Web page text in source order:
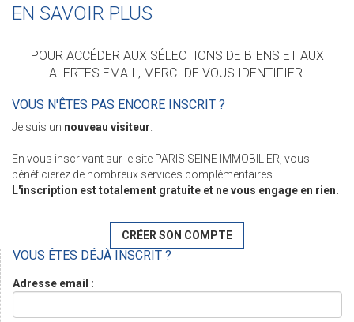
EN SAVOIR PLUS
POUR ACCÉDER AUX SÉLECTIONS DE BIENS ET AUX
ALERTES EMAIL, MERCI DE VOUS IDENTIFIER.
VOUS N'ÊTES PAS ENCORE INSCRIT ?
Je suis un nouveau visiteur.
En vous inscrivant sur le site PARIS SEINE IMMOBILIER, vous
bénéficierez de nombreux services complémentaires.
L'inscription est totalement gratuite et ne vous engage en rien.
CRÉER SON COMPTE
VOUS ÊTES DÉJÀ INSCRIT ?
Adresse email :